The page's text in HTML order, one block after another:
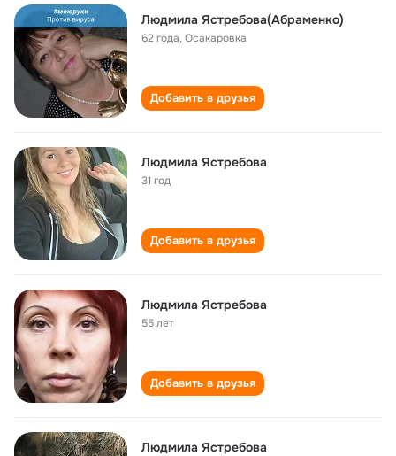
Людмила Ястребова(Абраменко)
62 года,Осакаровка
Добавить в друзья
Людмила Ястребова
31 год
Добавить в друзья
Людмила Ястребова
55 лет
Добавить в друзья
Людмила Ястребова